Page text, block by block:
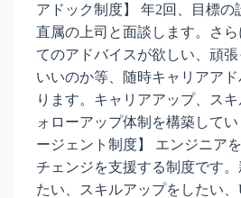
アドック制度】 年2回、目標の
直属の上司と面談します。さ
てのアドバイスが欲しい、頑
いいのか等、随時キャリアア
ります。キャリアアップ、ス
ォローアップ体制を構築して
ージェント制度】 エンジニア
チェンジを支援する制度です
たい、スキルアップをしたい